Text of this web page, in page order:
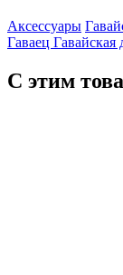
Аксессуары
Гаваец Гавайская
С этим